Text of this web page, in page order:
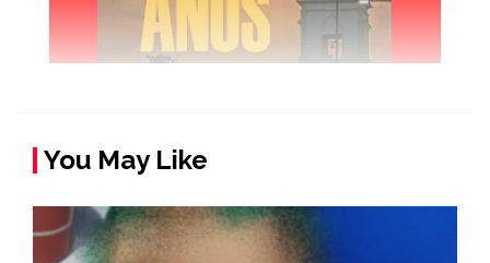
You May Like